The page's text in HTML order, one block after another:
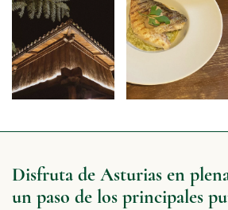
Disfruta de Asturias en
un paso de los principales